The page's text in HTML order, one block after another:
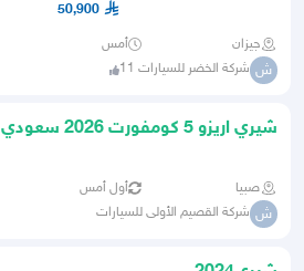
50,900
جيزان أمس
ش شركة الخضر للسيارات 11
شيري اريزو 5 كومفورت 2026 سعودي
صبيا أول أمس
ش شركة القصيم الأولى للسيارات